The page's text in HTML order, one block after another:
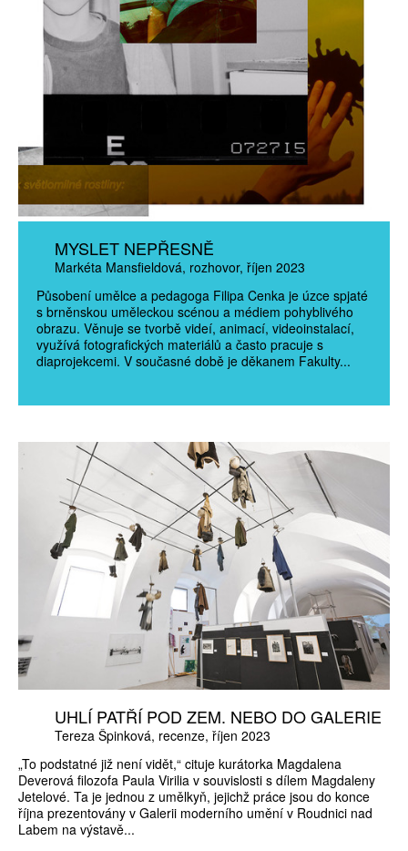
MYSLET NEPŘESNĚ
Markéta Mansfieldová rozhovor říjen 2023
Působení umělce a pedagoga Filipa Cenka je úzce spjaté
s brněnskou uměleckou scénou a médiem pohyblivého
obrazu. Věnuje se tvorbě videí, animací, videoinstalací,
využívá fotografických materiálů a často pracuje s
diaprojekcemi. V současné době je děkanem Fakulty...
UHLÍ PATŘÍ POD ZEM. NEBO DO GALERIE
Tereza Špinková recenze říjen 2023
„To podstatné již není vidět,“ cituje kurátorka Magdalena
Deverová filozofa Paula Virilia v souvislosti s dílem Magdaleny
Jetelové. Ta je jednou z umělkyň, jejichž práce jsou do konce
října prezentovány v Galerii moderního umění v Roudnici nad
Labem na výstavě...